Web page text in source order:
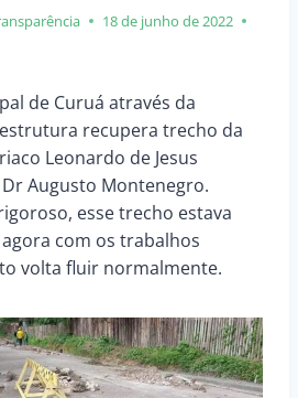
18 de junho de 2022
de Curuá através da
recupera trecho da
Leonardo de Jesus
Augusto Montenegro.
esse trecho estava
com os trabalhos
volta fluir normalmente.